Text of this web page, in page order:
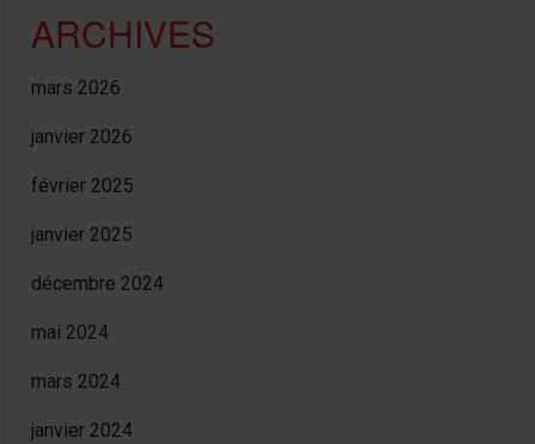
ARCHIVES
mars 2026
janvier 2026
février 2025
janvier 2025
décembre 2024
mai 2024
mars 2024
janvier 2024